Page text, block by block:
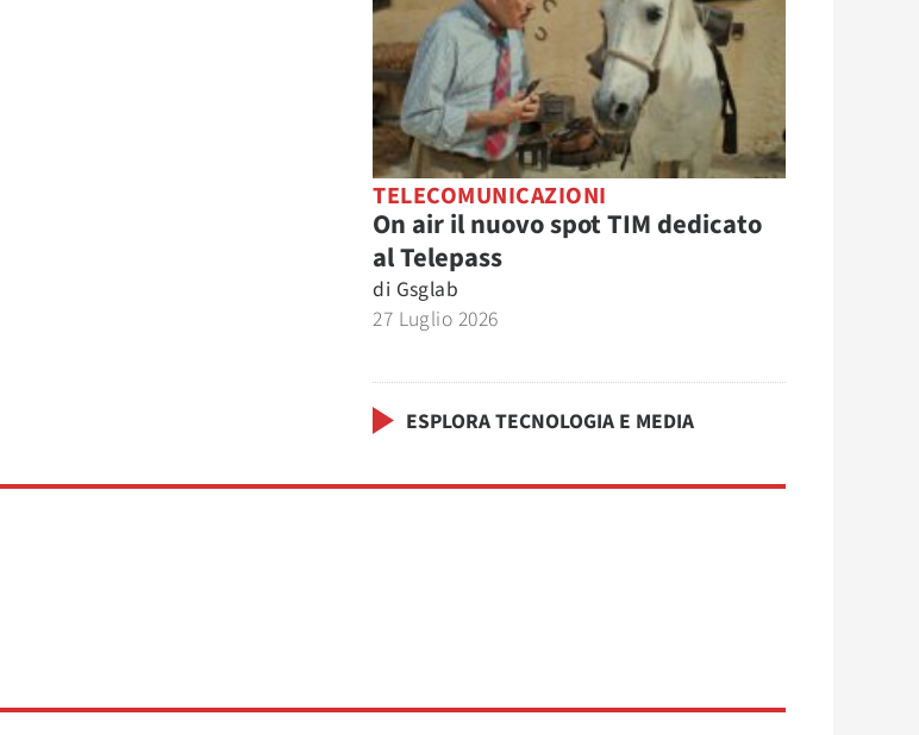
TELECOMUNICAZIONI
On air il nuovo spot TIM dedicato
al Telepass
di Gsglab
27 Luglio 2026
ESPLORA TECNOLOGIA E MEDIA